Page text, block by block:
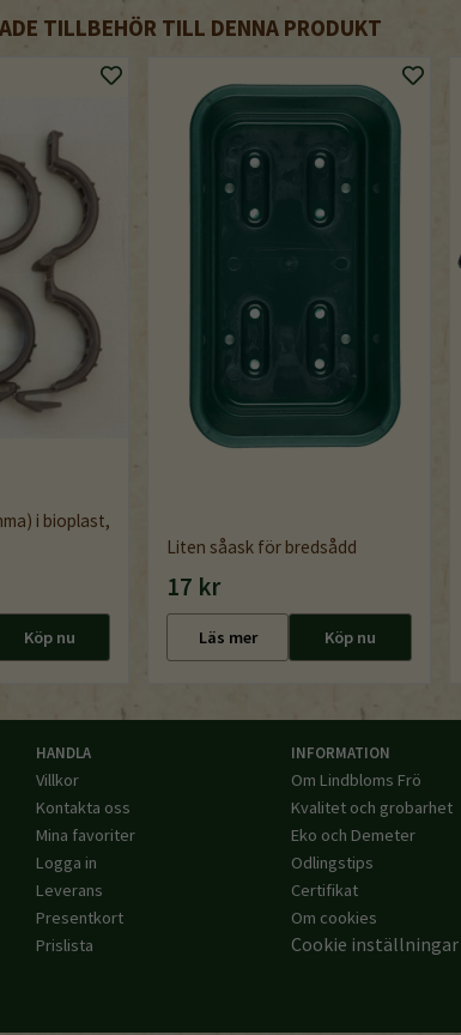
TILLBEHÖR TILL DENNA PRODUKT
i bioplast,
Köp nu
Liten såask för bredsådd
17 kr
Läs mer Köp nu
HANDLA
Villkor
Kontakta oss
Mina favoriter
Logga in
Leverans
Presentkort
Prislista
INFORMATION
Om Lindbloms Frö
Kvalitet och grobarhet
Eko och Demeter
Odlingstips
Certifikat
Om cookies
Cookie inställningar